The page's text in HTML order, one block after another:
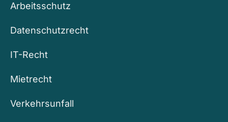
Arbeitsschutz
Datenschutzrecht
IT-Recht
Mietrecht
Verkehrsunfall